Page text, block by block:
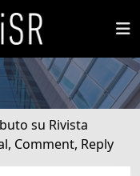
su Rivista
Comment, Reply